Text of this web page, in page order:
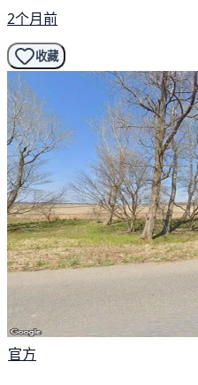
2个月前
收藏
官方